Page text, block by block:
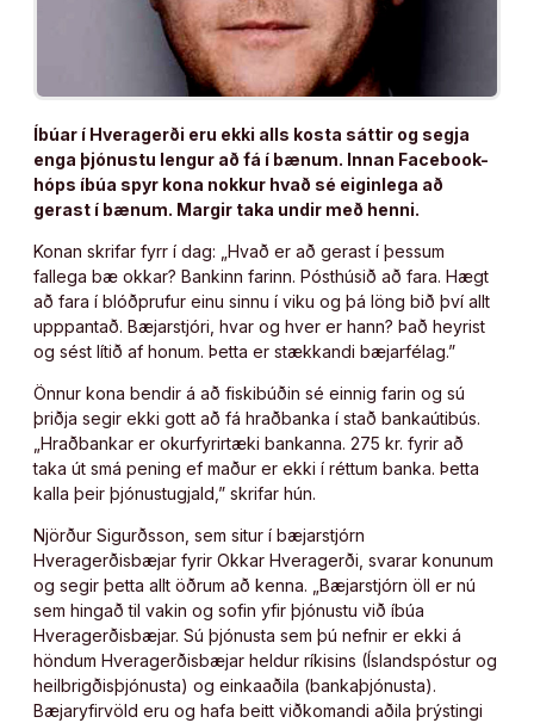
Íbúar í Hveragerði eru ekki alls kosta sáttir og segja
enga þjónustu lengur að fá í bænum. Innan Facebook-
hóps íbúa spyr kona nokkur hvað sé eiginlega að
gerast í bænum. Margir taka undir með henni.
Konan skrifar fyrr í dag: „Hvað er að gerast í þessum
fallega bæ okkar? Bankinn farinn. Pósthúsið að fara. Hægt
að fara í blóðprufur einu sinnu í viku og þá löng bið því allt
upppantað. Bæjarstjóri, hvar og hver er hann? Það heyrist
og sést lítið af honum. Þetta er stækkandi bæjarfélag.”
Önnur kona bendir á að fiskibúðin sé einnig farin og sú
þriðja segir ekki gott að fá hraðbanka í stað bankaútibús.
„Hraðbankar er okurfyrirtæki bankanna. 275 kr. fyrir að
taka út smá pening ef maður er ekki í réttum banka. Þetta
kalla þeir þjónustugjald,” skrifar hún.
Njörður Sigurðsson, sem situr í bæjarstjórn
Hveragerðisbæjar fyrir Okkar Hveragerði, svarar konunum
og segir þetta allt öðrum að kenna. „Bæjarstjórn öll er nú
sem hingað til vakin og sofin yfir þjónustu við íbúa
Hveragerðisbæjar. Sú þjónusta sem þú nefnir er ekki á
höndum Hveragerðisbæjar heldur ríkisins (Íslandspóstur og
heilbrigðisþjónusta) og einkaaðila (bankaþjónusta).
Bæjaryfirvöld eru og hafa beitt viðkomandi aðila þrýstingi